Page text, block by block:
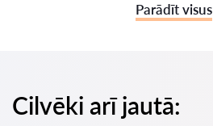
Parādīt visus
Cilvēki arī jautā: